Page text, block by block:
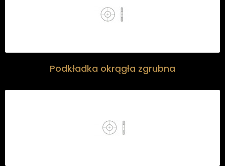
Podkładka okrągła zgrubna